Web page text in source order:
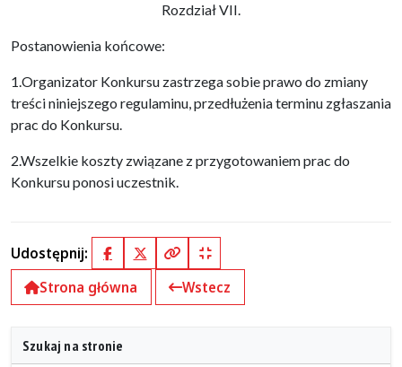
Rozdział VII.
Postanowienia końcowe:
1.Organizator Konkursu zastrzega sobie prawo do zmiany
treści niniejszego regulaminu, przedłużenia terminu zgłaszania
prac do Konkursu.
2.Wszelkie koszty związane z przygotowaniem prac do
Konkursu ponosi uczestnik.
Udostępnij: FacebookX (Twitter)
Kopiuj pełny link
Kopiuj krótki link
Strona główna
Wstecz
Szukaj na stronie